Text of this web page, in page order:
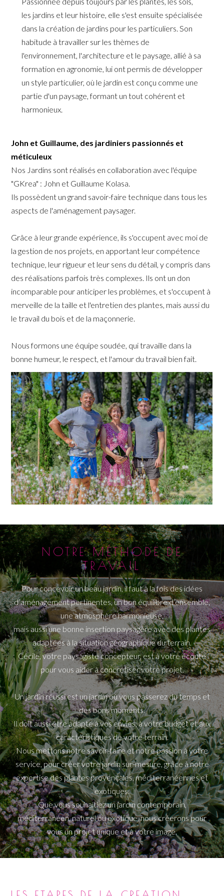
les jardins et leur histoire, elle s'est ensuite spécialisée
dans la création de jardins pour les particuliers. Son
habitude à travailler sur les thèmes de
l'environnement, l'architecture et le paysage, allié à sa
formation en agronomie, lui ont permis de développer
un style particulier, où le jardin est conçu comme une
partie d'un paysage, formant un tout cohérent et
harmonieux.
John et Guillaume, des jardiniers passionnés et
méticuleux
Nos Jardins sont réalisés en collaboration avec l'équipe
"GKrea" : John et Guillaume Kolasa.
Ils possèdent un grand savoir-faire technique dans tous les
aspects de l'aménagement paysager.
Grâce à leur grande expérience, ils s'occupent avec moi de
la gestion de nos projets, en apportant leur compétence
technique, leur rigueur et leur sens du détail, y compris dans
des réalisations parfois très complexes. Ils ont un don
incomparable pour anticiper les problèmes, et s'occupent à
merveille de la taille et l'entretien des plantes, mais aussi du
le travail du bois et de la maçonnerie.
Nous formons une équipe soudée, qui travaille dans la
bonne humeur, le respect, et l'amour du travail bien fait.
NOTRE MÉTHODE DE
TRAVAIL
Pour concevoir un beau jardin, il faut à la fois des idées
d’aménagement pertinentes, un bon équilibre d’ensemble,
une atmosphère harmonieuse,
mais aussi une bonne insertion paysagère avec des plantes
adaptées à la situation géographique du terrain.
Cécile, votre paysagiste concepteur, est à votre écoute
pour vous aider à concrétiser votre projet.
Un jardin réussi est un jardin où vous passerez du temps et
des bons moments.
Il doit aussi être adapté à vos envies, à votre budget et aux
caractéristiques de votre terrain.
Nous mettons notre savoir-faire et notre passion à votre
service, pour créer votre jardin sur-mesure, grâce à notre
expertise des plantes provençales, méditerranéennes et
exotiques.
Que vous souhaitiez un jardin contemporain,
méditerranéen, naturel ou exotique, nous créerons pour
vous un projet unique et à votre image.